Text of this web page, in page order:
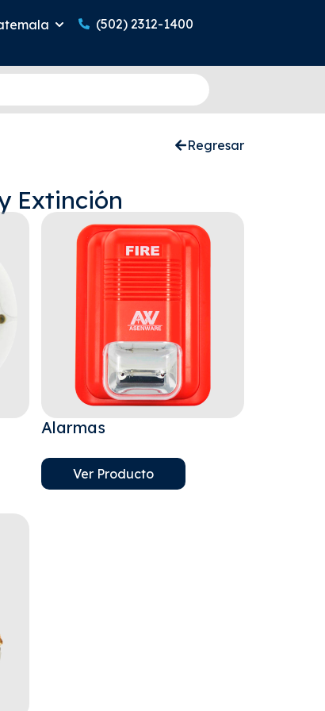
(502) 2312-1400
Regresar
Extinción
Alarmas
Ver Producto